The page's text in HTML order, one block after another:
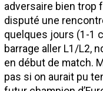
adversaire bien trop
disputé une
quelques jours (1-1
barrage aller L1/L2,
en début de match.
pas si on aurait pu
Sondages
Tableau transferts L1
Taille de la police
Paramètrages / Options